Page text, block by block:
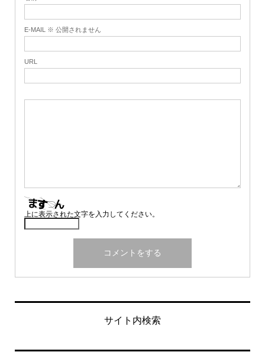
E-MAIL ※ 公開されません
URL
上に表示された文字を入力してください。
サイト内検索